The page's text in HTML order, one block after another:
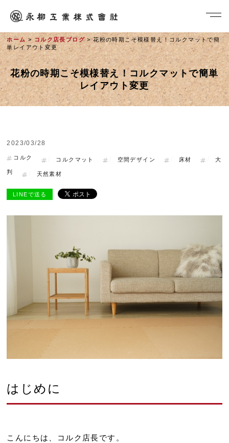
社長メッセージ
ホーム > コルク店長ブログ> 花粉の時期こそ模様替え！コルクマットで簡
単レイアウト変更
花粉の時期こそ模様替え！コルクマットで簡単
レイアウト変更
2023/03/28
コルク コルクマット 空間デザイン 床材
大
判
天然素材
LINEで送る
はじめに
こんにちは、コルク店長です。